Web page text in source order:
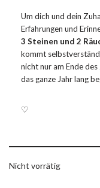
Um dich und dein
Erfahrungen und
3 Steinen und 2
kommt
nicht nur am Ende
das ganze Jahr lang
♡
Nicht vorrätig